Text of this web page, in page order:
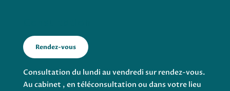
Rendez-vous
Consultation du lundi au vendredi sur rendez-vous.
Au cabinet , en téléconsultation ou dans votre lieu